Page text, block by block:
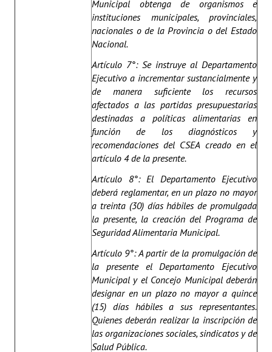
Municipal obtenga de organismos e
instituciones municipales, provinciales,
nacionales o de la Provincia o del Estado
Nacional.
Artículo 7°: Se instruye al Departamento
Ejecutivo a incrementar sustancialmente y
de manera suficiente los recursos
afectados a las partidas presupuestarias
destinadas a políticas alimentarias en
función de los diagnósticos y
recomendaciones del CSEA creado en el
artículo 4 de la presente.
Artículo 8°: El Departamento Ejecutivo
deberá reglamentar, en un plazo no mayor
a treinta (30) días hábiles de promulgada
la presente, la creación del Programa de
Seguridad Alimentaria Municipal.
Artículo 9°: A partir de la promulgación de
la presente el Departamento Ejecutivo
Municipal y el Concejo Municipal deberán
designar en un plazo no mayor a quince
(15) días hábiles a sus representantes.
Quienes deberán realizar la inscripción de
las organizaciones sociales, sindicatos y de
Salud Pública.